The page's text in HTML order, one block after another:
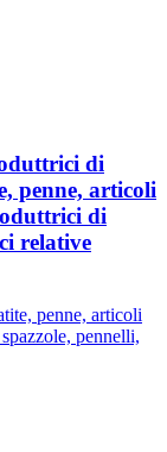
di
penne, articoli
di
relative
penne, articoli
pennelli,